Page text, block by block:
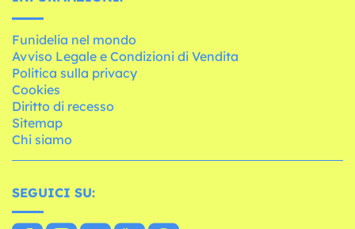
Funidelia nel mondo
Avviso Legale e Condizioni di Vendita
Politica sulla privacy
Cookies
Diritto di recesso
Sitemap
Chi siamo
SEGUICI SU: